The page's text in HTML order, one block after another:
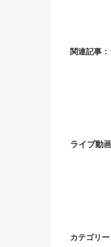
関連記事：
ライブ動
カテゴリー